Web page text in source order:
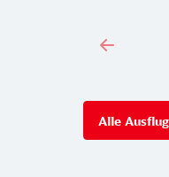
Alle